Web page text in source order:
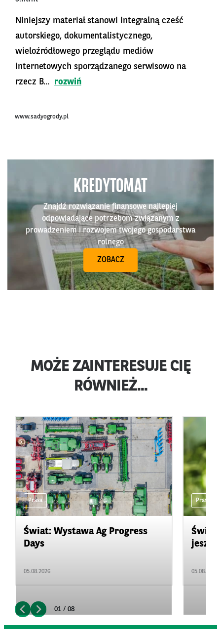
Niniejszy materiał stanowi integralną cześć
autorskiego, dokumentalistycznego,
wieloźródłowego przeglądu mediów
internetowych sporządzanego serwisowo na
rzecz B...
rozwiń
www.sadyogrody.pl
KREDYTOMAT
Znajdź rozwiązanie finansowe najlepiej
odpowiadające potrzebom związanym z
prowadzeniem i rozwojem twojego gospodarstwa
rolnego
ZOBACZ
MOŻE ZAINTERESUJE CIĘ
RÓWNIEŻ...
Prasa
Świat: Wystawa Ag Progress
Days
05.08.2026
Prasa
Świat:
05.08.2026
01 / 08